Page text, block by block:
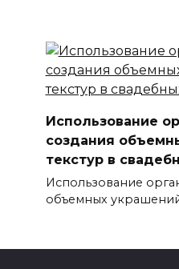
Использование
создания
текстур в
Использование
объемных